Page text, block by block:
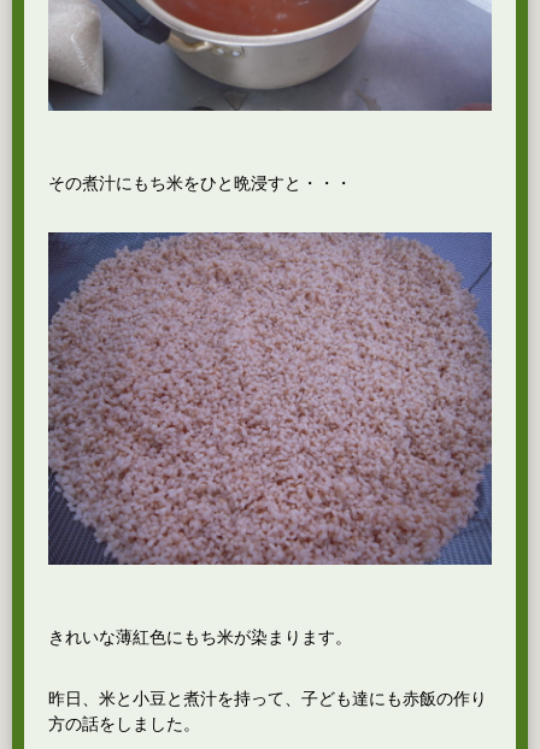
その煮汁にもち米をひと晩浸すと・・・
きれいな薄紅色にもち米が染まります。
昨日、米と小豆と煮汁を持って、子ども達にも赤飯の作り
方の話をしました。